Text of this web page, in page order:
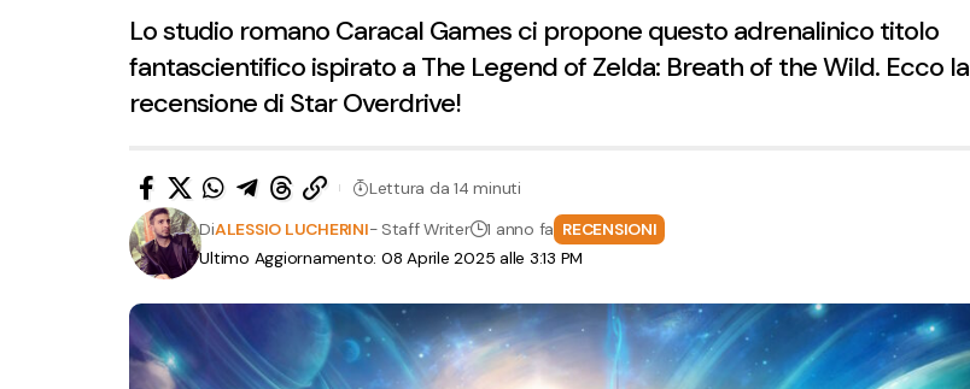
Lo studio romano Caracal Games ci propone questo adrenalinico titolo
fantascientifico ispirato a The Legend of Zelda: Breath of the Wild. Ecco la
recensione di Star Overdrive!
Ultimo Aggiornamento: 08 Aprile 2025 alle 3:13 PM
DiALESSIO LUCHERINI- Staff Writer 1 anno fa RECENSIONI
Lettura da 14 minuti